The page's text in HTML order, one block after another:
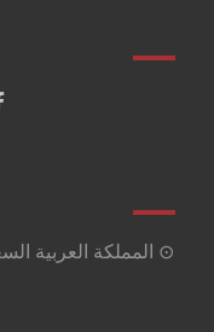
⊙ المملكة العربية